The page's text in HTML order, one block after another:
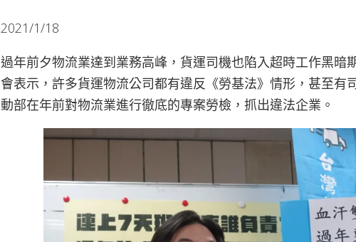
2021/1/18
過年前夕物流業達到業務高峰，貨運司機也陷入超時工作黑暗
會表示，許多貨運物流公司都有違反《勞基法》情形，甚至有
動部在年前對物流業進行徹底的專案勞檢，抓出違法企業。